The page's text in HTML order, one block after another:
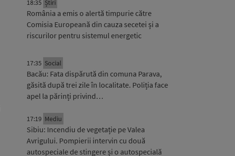
18:35 Știri
România a emis o alertă timpurie către
Comisia Europeană din cauza secetei și a
riscurilor pentru sistemul energetic
17:35 Social
Bacău: Fata dispărută din comuna Parava,
găsită după trei zile în localitate. Poliția face
apel la părinți privind…
17:19 Mediu
Sibiu: Incendiu de vegetație pe Valea
Avrigului. Pompierii intervin cu două
autospeciale de stingere și o autospecială